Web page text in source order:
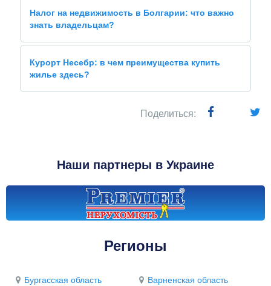
Налог на недвижимость в Болгарии: что важно
знать владельцам?
Курорт Несебр: в чем преимущества купить
жилье здесь?
Поделиться:
Наши партнеры в Украине
Регионы
Бургасская область Варненская область